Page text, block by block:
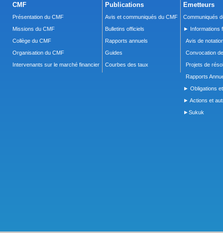
CMF
Présentation du CMF
Missions du CMF
Collège du CMF
Organisation du CMF
Intervenants sur le marché financier
Publications
Avis et communiqués du CMF
Bulletins officiels
Rapports annuels
Guides
Courbes des taux
Emetteurs
Communiqués
► Informations
Avis de
Convocation
Projets de
Rapports
► Obligations
► Actions et
►Sukuk